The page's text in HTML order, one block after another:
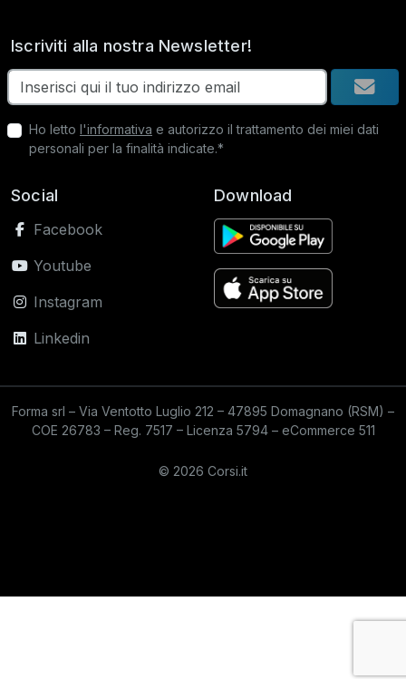
Iscriviti alla nostra Newsletter!
Ho letto l'informativa e autorizzo il trattamento dei miei dati
personali per la finalità indicate.*
Social
Facebook
Youtube
Instagram
Linkedin
Download
Forma srl – Via Ventotto Luglio 212 – 47895 Domagnano (RSM) –
COE 26783 – Reg. 7517 – Licenza 5794 – eCommerce 511
© 2026 Corsi.it